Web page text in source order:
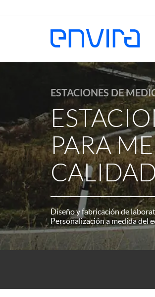
ESTACIONES DE
PARA
Diseño y fabricación de
Personalización a medida del